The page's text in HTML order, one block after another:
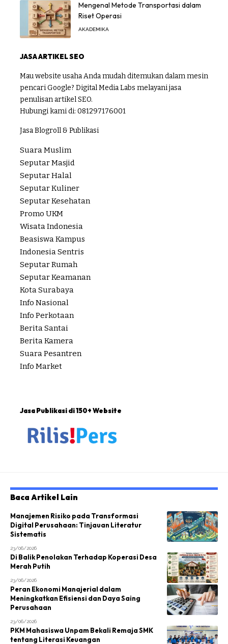
Mengenal Metode Transportasi dalam
Riset Operasi
AKADEMIKA
JASA ARTIKEL SEO
Mau website usaha Anda mudah ditemukan dalam mesin
pencari Google? Digital Media Labs melayani jasa
penulisan artikel SEO.
Hubungi kami di: 081297176001
Jasa Blogroll & Publikasi
Suara Muslim
Seputar Masjid
Seputar Halal
Seputar Kuliner
Seputar Kesehatan
Promo UKM
Wisata Indonesia
Beasiswa Kampus
Indonesia Sentris
Seputar Rumah
Seputar Keamanan
Kota Surabaya
Info Nasional
Info Perkotaan
Berita Santai
Berita Kamera
Suara Pesantren
Info Market
Jasa Publikasi di 150+ Website
Baca Artikel Lain
Manajemen Risiko pada Transformasi
Digital Perusahaan: Tinjauan Literatur
Sistematis
23/06/2026
Di Balik Penolakan Terhadap Koperasi Desa
Merah Putih
23/06/2026
Peran Ekonomi Manajerial dalam
Meningkatkan Efisiensi dan Daya Saing
Perusahaan
23/06/2026
PKM Mahasiswa Unpam Bekali Remaja SMK
tentang Literasi Keuangan